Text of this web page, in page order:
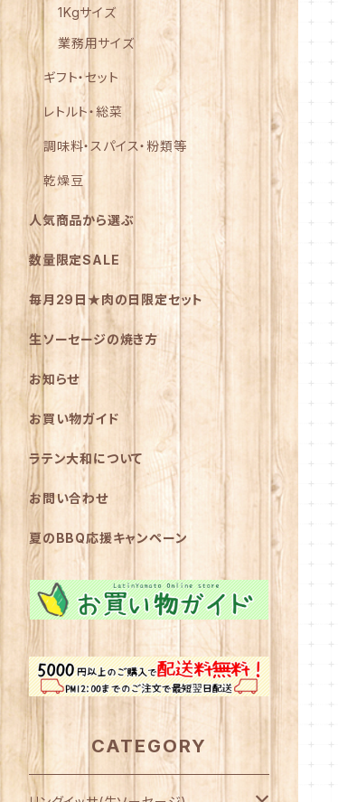
1Kgサイズ
業務用サイズ
ギフト・セット
レトルト・総菜
調味料・スパイス・粉類等
乾燥豆
人気商品から選ぶ
数量限定SALE
毎月29日★肉の日限定セット
生ソーセージの焼き方
お知らせ
お買い物ガイド
ラテン大和について
お問い合わせ
夏のBBQ応援キャンペーン
CATEGORY